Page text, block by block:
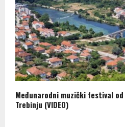
Međunarodni muzički festival
Trebinju (VIDEO)